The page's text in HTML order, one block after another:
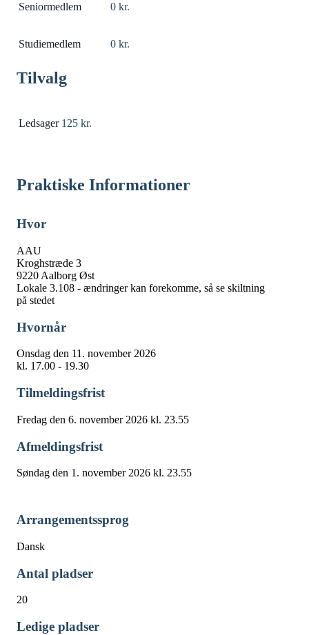
Seniormedlem 0 kr.
Studiemedlem 0 kr.
Tilvalg
Ledsager 125 kr.
Praktiske Informationer
Hvor
AAU
Kroghstræde 3
9220 Aalborg Øst
Lokale 3.108 - ændringer kan forekomme, så se skiltning
på stedet
Hvornår
Onsdag den 11. november 2026
kl. 17.00 - 19.30
Tilmeldingsfrist
Fredag den 6. november 2026 kl. 23.55
Afmeldingsfrist
Søndag den 1. november 2026 kl. 23.55
Arrangementssprog
Dansk
Antal pladser
20
Ledige pladser